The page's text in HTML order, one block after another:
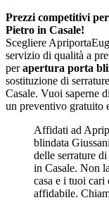
Prezzi competitivi
Pietro in Casale!
Scegliere
servizio di qualità a
perapertura porta
sostituzione di
Casale. Vuoi saperne
un preventivo gratuito
Affidati ad
blindata
delle serrature
in Casale. Non
casa e i tuoi cari
affidabile.